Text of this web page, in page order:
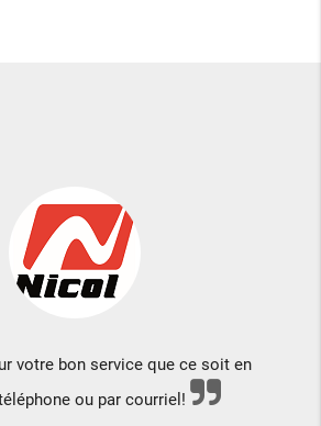
votre bon service que ce soit en
ou par courriel!